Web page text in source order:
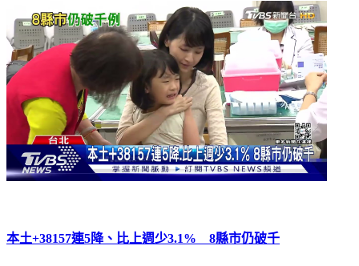
本土+38157連5降、比上週少3.1% 8縣市仍破千